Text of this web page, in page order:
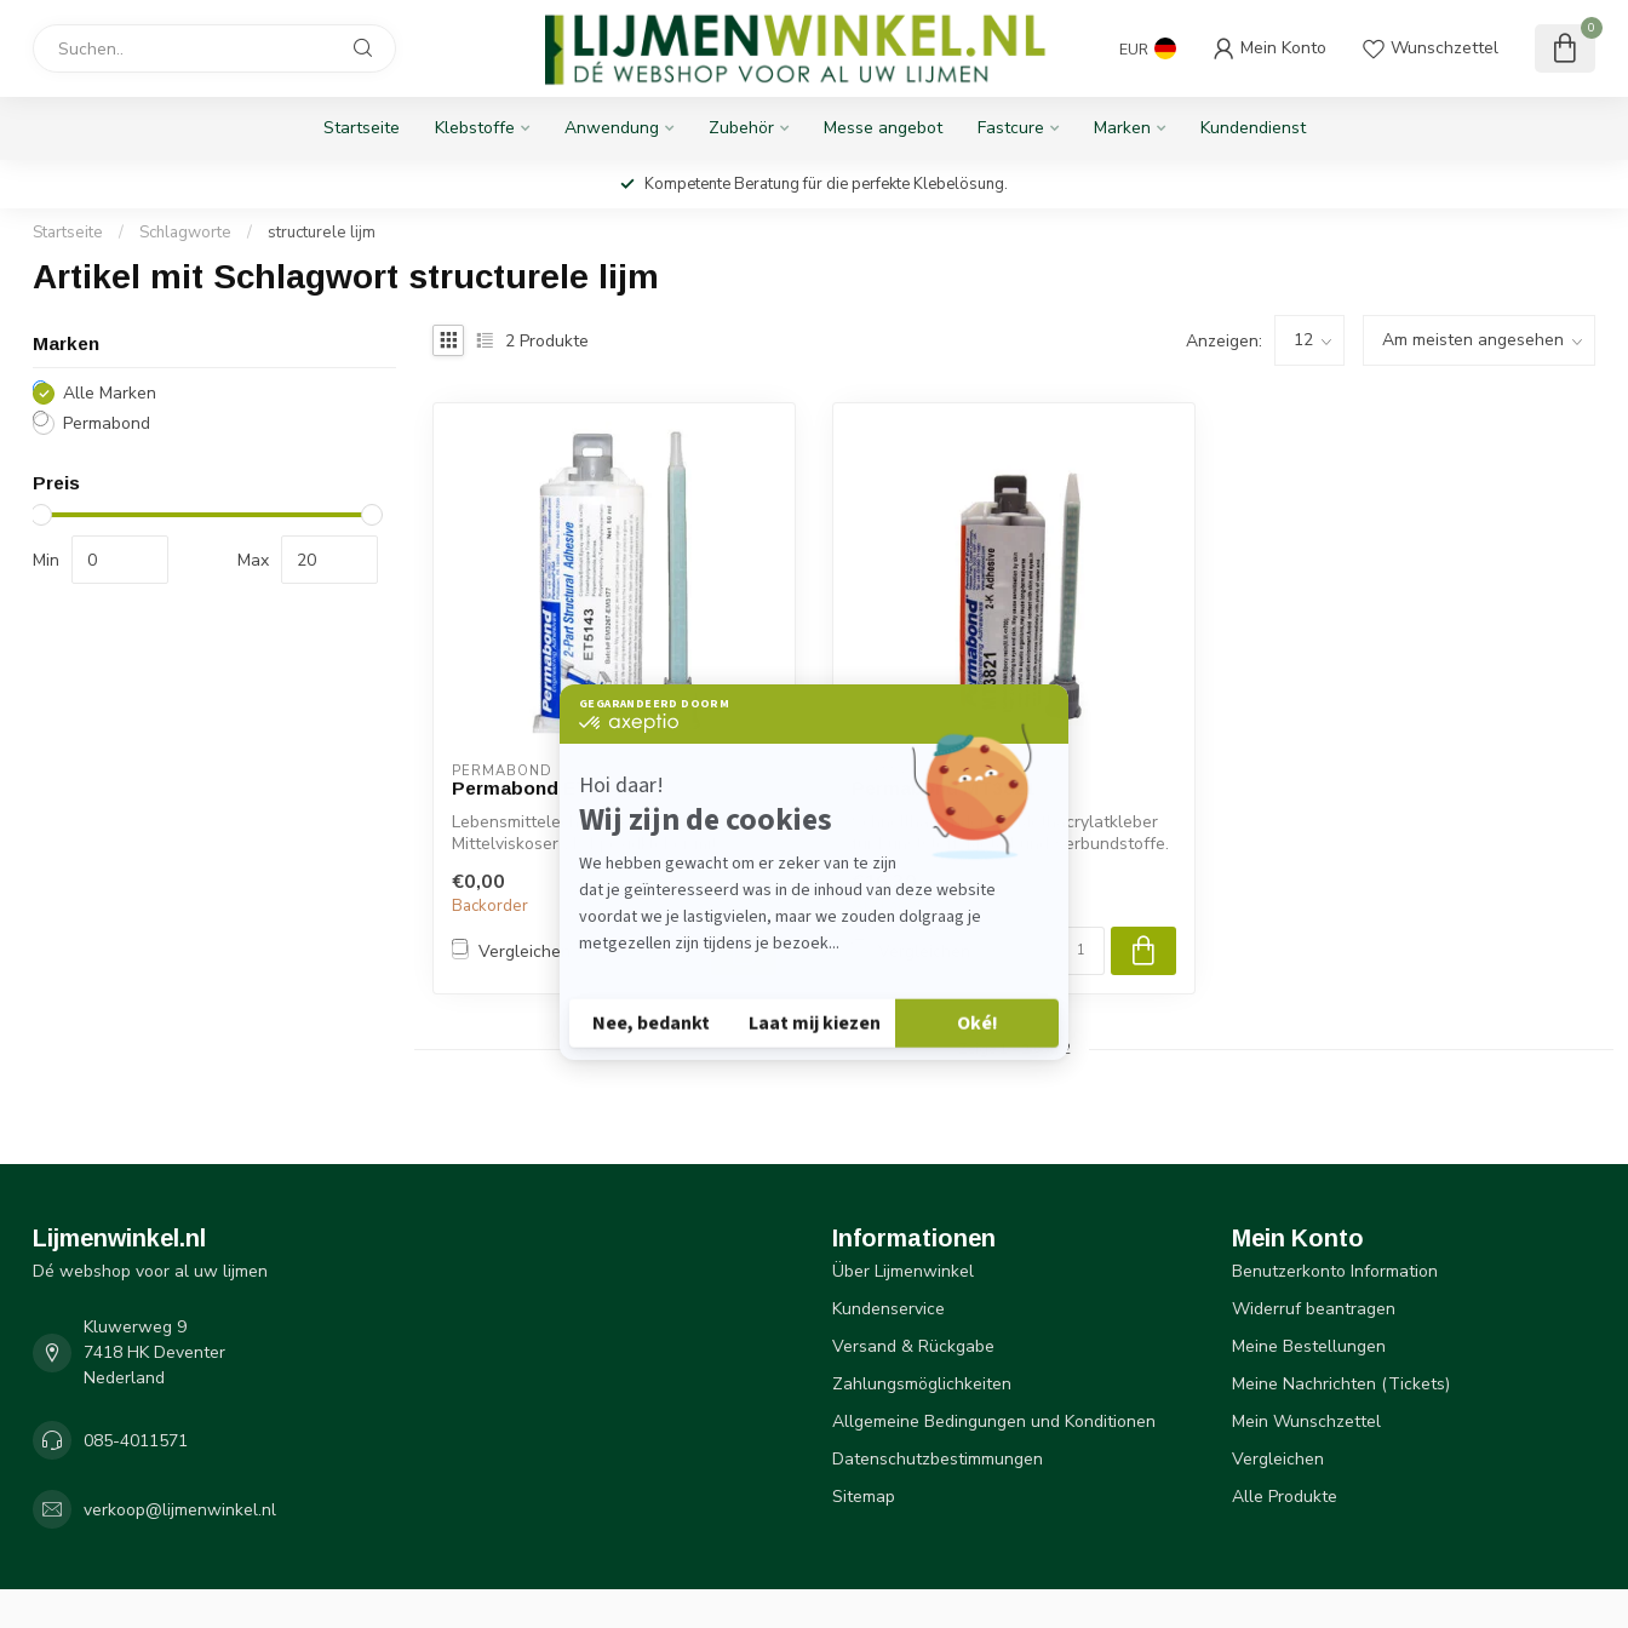
EUR Mein Konto Wunschzettel
0
Startseite Klebstoffe Anwendung Zubehör Messe angebot Fastcure Marken Kundendienst
Kompetente Beratung für die perfekte Klebelösung.
Startseite / Schlagworte / structurele lijm
Artikel mit Schlagwort structurele lijm
Marken
Alle Marken
Permabond
Preis
Min Max
2 Produkte Anzeigen:
PERMABOND
Permabond ET5143
Lebensmittelecht, FDA-konform.
Mittelviskoser 2K-Epoxidkleber mit
€0,00
Backorder
Vergleichen
PERMABOND
Permabond MT3821
Schnellhärtender 2K-Methacrylatkleber
für Kunststoff, Metall und Verbundstoffe.
...
€16,30
Auf Lager
Zeige1-2von 2
Lijmenwinkel.nl
Dé webshop voor al uw lijmen
Kluwerweg 9
7418 HK Deventer
Nederland
085-4011571
verkoop@lijmenwinkel.nl
Informationen
Über Lijmenwinkel
Kundenservice
Versand & Rückgabe
Zahlungsmöglichkeiten
Allgemeine Bedingungen und Konditionen
Datenschutzbestimmungen
Sitemap
Mein Konto
Benutzerkonto Information
Widerruf beantragen
Meine Bestellungen
Meine Nachrichten (Tickets)
Mein Wunschzettel
Vergleichen
Alle Produkte